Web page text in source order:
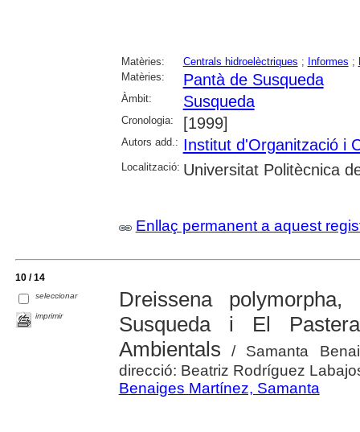
Matèries: Centrals hidroelèctriques ; Informes ;
Matèries:
Pantà de Susqueda
Àmbit: Susqueda
Cronologia: [1999]
Autors add.: Institut d'Organització i
Localització: Universitat Politècnica
Enllaç permanent a aquest
10 / 14
seleccionar
imprimir
Dreissena
Susqueda i El
Ambientals / Samanta
direcció: Beatriz Rodríguez
Benaiges Martínez, Samanta